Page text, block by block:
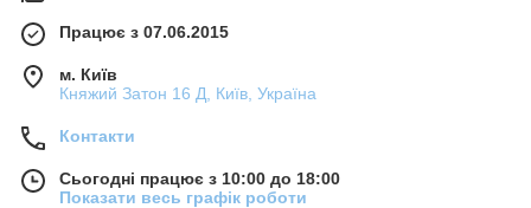
Працює з 07.06.2015
м. Київ
Княжий Затон 16 Д, Київ, Україна
Контакти
Сьогодні працює з 10:00 до 18:00
Показати весь графік роботи